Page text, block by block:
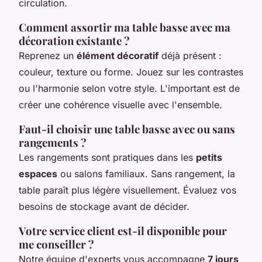
circulation.
Comment assortir ma table basse avec ma
décoration existante ?
Reprenez un élément décoratif déjà présent :
couleur, texture ou forme. Jouez sur les contrastes
ou l'harmonie selon votre style. L'important est de
créer une cohérence visuelle avec l'ensemble.
Faut-il choisir une table basse avec ou sans
rangements ?
Les rangements sont pratiques dans les petits
espaces ou salons familiaux. Sans rangement, la
table paraît plus légère visuellement. Évaluez vos
besoins de stockage avant de décider.
Votre service client est-il disponible pour
me conseiller ?
Notre équipe d'experts vous accompagne 7 jours